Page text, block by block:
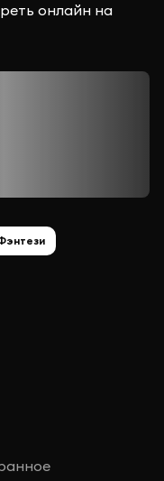
онлайн на